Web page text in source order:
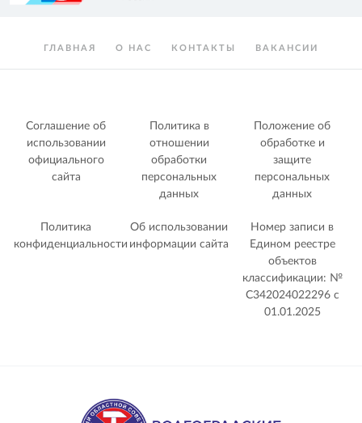
ГЛАВНАЯ О НАС КОНТАКТЫ ВАКАНСИИ
Соглашение об
использовании
официального
сайта
Политика в
отношении
обработки
персональных
данных
Положение об
обработке и
защите
персональных
данных
Политика
конфиденциальности
Об использовании
информации сайта
Номер записи в
Едином реестре
объектов
классификации: №
С342024022296 c
01.01.2025